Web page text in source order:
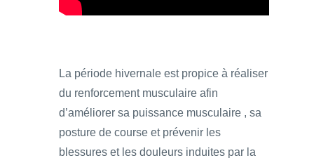
La période hivernale est propice à réaliser
du renforcement musculaire afin
d’améliorer sa puissance musculaire , sa
posture de course et prévenir les
blessures et les douleurs induites par la